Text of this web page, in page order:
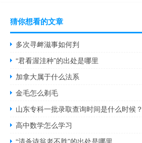
猜你想看的文章
多次寻衅滋事如何判
“君看渥洼种”的出处是哪里
加拿大属于什么法系
金毛怎么剃毛
山东专科一批录取查询时间是什么时候？
高中数学怎么学习